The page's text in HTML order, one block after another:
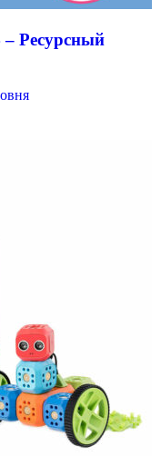
Ресурсный